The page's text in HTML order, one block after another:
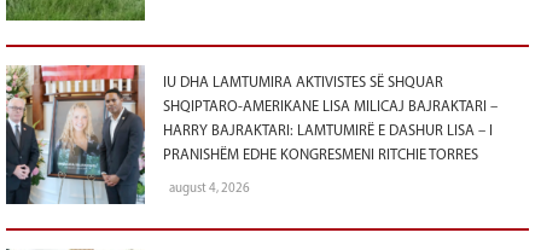
IU DHA LAMTUMIRA AKTIVISTES SË SHQUAR
SHQIPTARO-AMERIKANE LISA MILICAJ BAJRAKTARI –
HARRY BAJRAKTARI: LAMTUMIRË E DASHUR LISA – I
PRANISHËM EDHE KONGRESMENI RITCHIE TORRES
august 4, 2026